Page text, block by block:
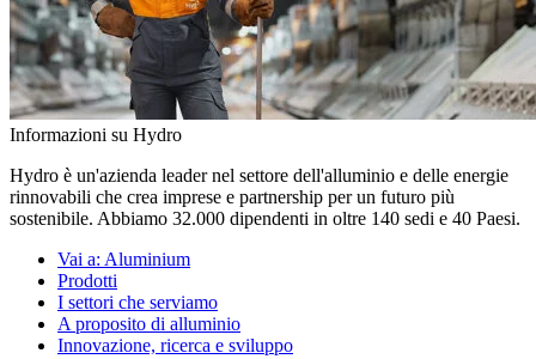
Informazioni su Hydro
Hydro è un'azienda leader nel settore dell'alluminio e delle energie
rinnovabili che crea imprese e partnership per un futuro più
sostenibile. Abbiamo 32.000 dipendenti in oltre 140 sedi e 40 Paesi.
Vai a: Aluminium
Prodotti
I settori che serviamo
A proposito di alluminio
Innovazione, ricerca e sviluppo